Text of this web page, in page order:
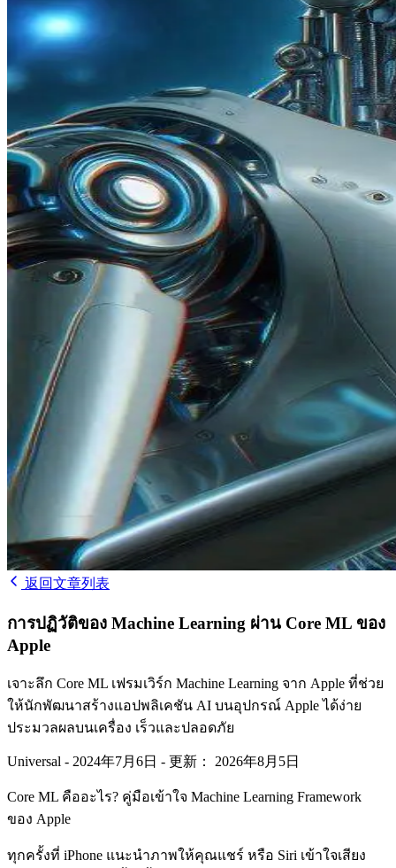
返回文章列表
การปฏิวัติของ Machine Learning ผ่าน Core ML ของ
Apple
เจาะลึก Core ML เฟรมเวิร์ก Machine Learning จาก Apple ที่ช่วย
ให้นักพัฒนาสร้างแอปพลิเคชัน AI บนอุปกรณ์ Apple ได้ง่าย
ประมวลผลบนเครื่อง เร็วและปลอดภัย
Universal - 2024年7月6日 - 更新： 2026年8月5日
Core ML คืออะไร? คู่มือเข้าใจ Machine Learning Framework
ของ Apple
ทุกครั้งที่ iPhone แนะนำภาพให้คุณแชร์ หรือ Siri เข้าใจเสียง